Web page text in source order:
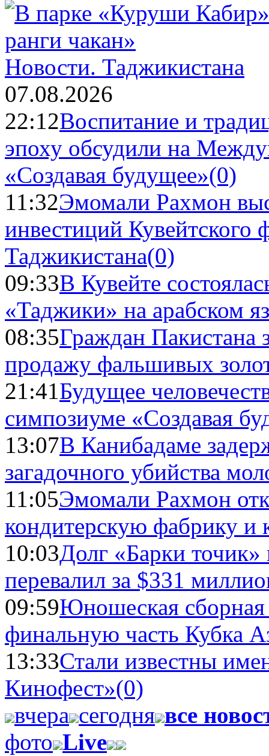
Новости. Таджикистана
07.08.2026
22:12Воспитание и
эпоху обсудили на
«Создавая будущее»(0)
11:32Эмомали Рахмон
инвестиций Кувейтского
Таджикистана(0)
09:33В Кувейте
«Таджики» на арабском
08:35Граждан Пакистана
продажу фальшивых
21:41Будущее
симпозиуме «Создавая
13:07В Канибадаме
загадочного убийства
11:05Эмомали Рахмон
кондитерскую фабрику и
10:03Долг «Барки
перевалил за $331
09:59Юношеская
финальную часть Кубка
13:33Стали известны
Кинофест»(0)
вчера сегодня все
фото Live